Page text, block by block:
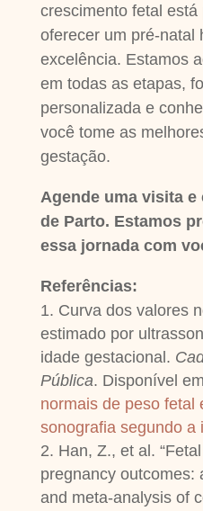
crescimento fetal
oferecer um pré-natal
excelência. Estamos
em todas as etapas,
personalizada e
você tome as
gestação.
Agende uma visita e
de Parto. Estamos
essa jornada com
Referências:
Curva dos valores
estimado por
idade gestacional.
Pública. Disponível
normais de peso fetal
sonografia segundo a
Han, Z., et al.
pregnancy outcomes:
and meta-analysis of